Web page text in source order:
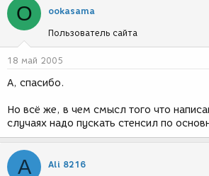
O ookasama
Пользователь сайта
18 май 2005
А, спасибо.
Но всё же, в чем смысл того что
случаях надо пускать стенсил по
A Ali 8216